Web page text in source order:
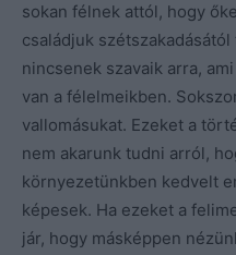
sokan félnek attól, hogy
családjuk
nincsenek szavaik arra,
van a félelmeikben.
vallomásukat. Ezeket a
nem akarunk tudni arról,
környezetünkben kedvelt
képesek. Ha ezeket a
jár, hogy másképpen